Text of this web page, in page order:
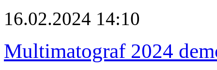
16.02.2024 14:10
Multimatograf 2024